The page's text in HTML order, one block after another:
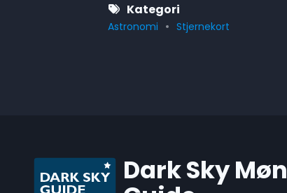
Kategori
Astronomi Stjernekort
Dark Sky Møn